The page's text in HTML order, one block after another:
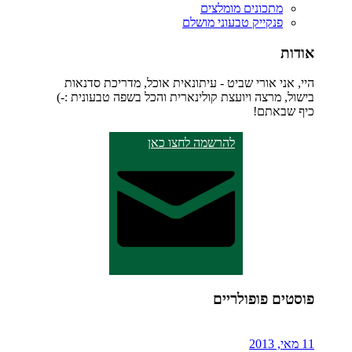
מתכונים מומלצים
פנקייק טבעוני מושלם
אודות
היי, אני אורי שביט - עיתונאית אוכל, מדריכת סדנאות
בישול, מרצה ויועצת קולינארית והכל בשפה טבעונית :-)
כיף שבאתם!
להרשמה לחצו כאן
פוסטים פופולריים
11 מאי, 2013